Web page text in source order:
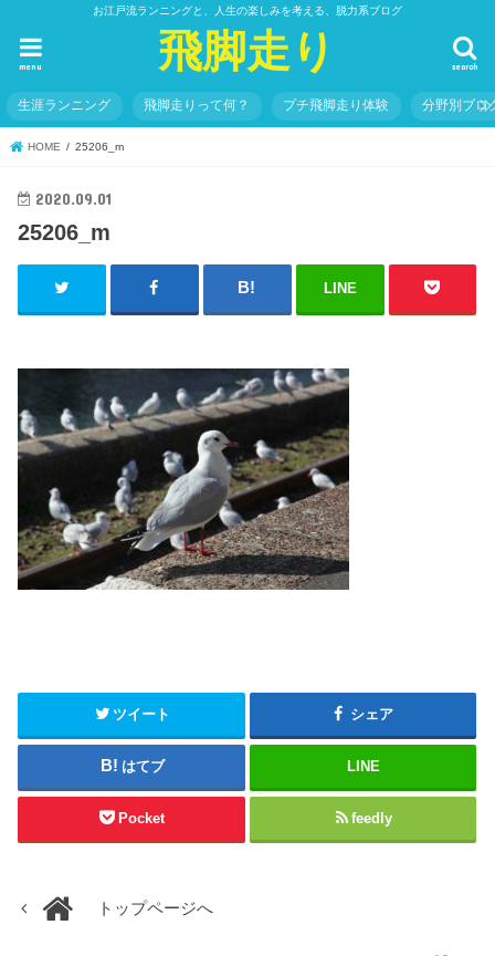
お江戸流ランニングと、人生の楽しみを考える、脱力系ブログ
飛脚走り search
menu
生涯ランニング 飛脚走りって何？ プチ飛脚走り体験 分野別ブロ
HOME 25206_m
2020.09.01
25206_m
LINE
ツイート シェア
はてブ LINE
Pocket feedly
トップページへ